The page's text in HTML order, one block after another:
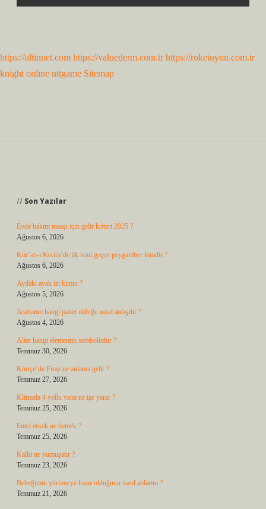
https://altinnet.com https://valuederm.com.tr https://roketoyun.com.tr
knight online nttgame Sitemap
Son Yazılar
Evde bakım maaşı için gelir kriteri 2025 ?
Ağustos 6, 2026
Kur’an-ı Kerim’de ilk ismi geçen peygamber kimdir ?
Ağustos 6, 2026
Aydaki ayak izi kimin ?
Ağustos 5, 2026
Arabanın hangi paket olduğu nasıl anlaşılır ?
Ağustos 4, 2026
Altın hangi elementin sembolüdür ?
Temmuz 30, 2026
Kürtçe’de Firaz ne anlama gelir ?
Temmuz 27, 2026
Klimada 4 yollu vana ne işe yarar ?
Temmuz 25, 2026
Entel erkek ne demek ?
Temmuz 25, 2026
Kalbi ne yumuşatır ?
Temmuz 23, 2026
Bebeğimin yürümeye hazır olduğunu nasıl anlarım ?
Temmuz 21, 2026